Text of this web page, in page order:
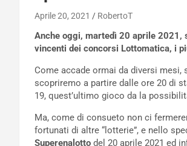
Aprile 20, 2021 RobertoT
Anche oggi, martedì 20 aprile
vincenti dei concorsi Lottomatica, i
Come accade ormai da diversi mesi,
scopriremo a partire dalle ore 20 di
19, quest’ultimo gioco da la
Ma, come di consueto non ci
fortunati di altre “lotterie”, e nello
Superenalotto del 20 aprile 2021 ed